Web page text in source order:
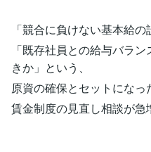
「競合に負けない基本給の
「既存社員との給与バラ
きか」という、
原資の確保とセットになっ
賃金制度の見直し相談が急